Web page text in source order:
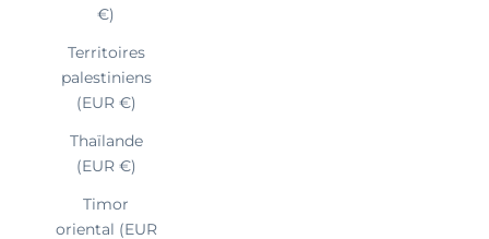
€)
Territoires
palestiniens
(EUR €)
Thaïlande
(EUR €)
Timor
oriental (EUR